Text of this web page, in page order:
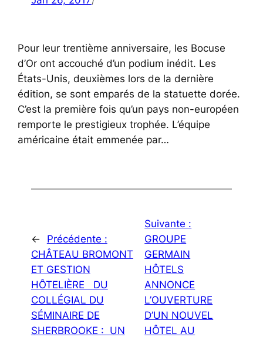
Pour leur trentième anniversaire, les Bocuse
d’Or ont accouché d’un podium inédit. Les
États-Unis, deuxièmes lors de la dernière
édition, se sont emparés de la statuette dorée.
C’est la première fois qu’un pays non-européen
remporte le prestigieux trophée. L’équipe
américaine était emmenée par…
←
Précédente :
CHÂTEAU BROMONT
ET GESTION
HÔTELIÈRE DU
COLLÉGIAL DU
SÉMINAIRE DE
SHERBROOKE : UN
Suivante :
GROUPE
GERMAIN
HÔTELS
ANNONCE
L’OUVERTURE
D’UN NOUVEL
HÔTEL AU